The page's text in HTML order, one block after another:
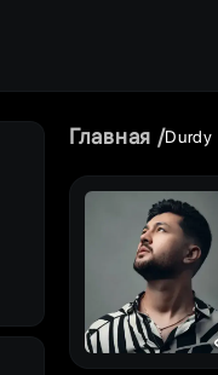
Главная Durdy